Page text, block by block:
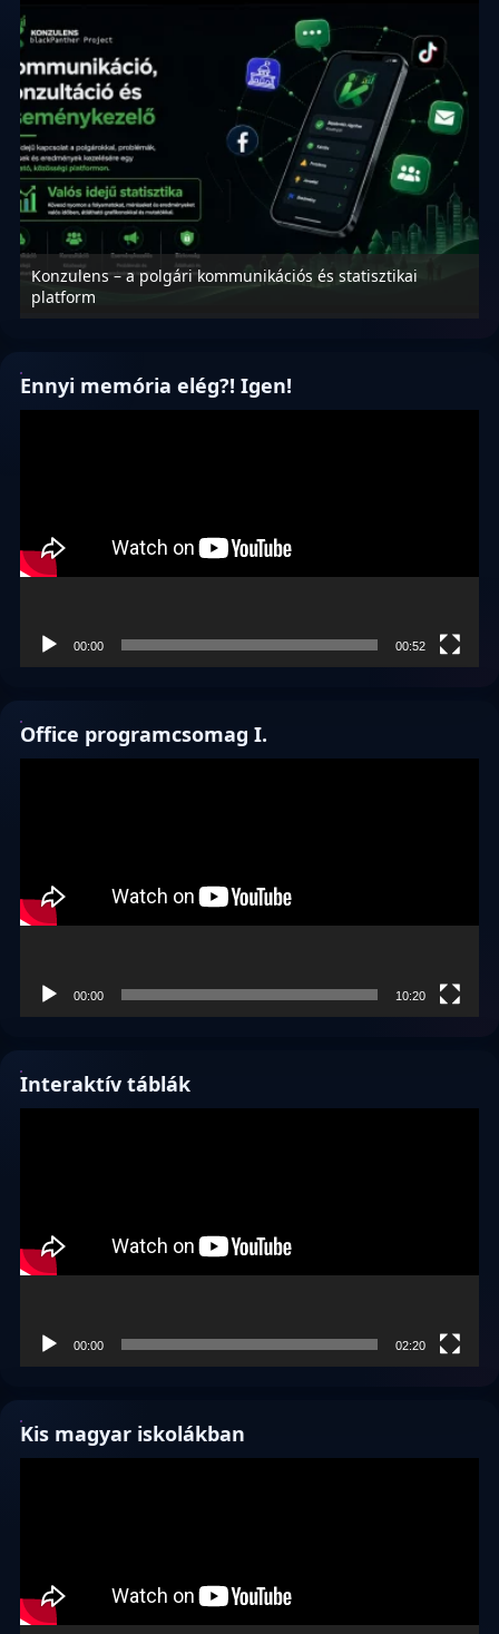
Konzulens – a polgári kommunikációs és statisztikai
platform
Ennyi memória elég?! Igen!
00:00 00:52
Office programcsomag I.
00:00 10:20
Interaktív táblák
00:00 02:20
Kis magyar iskolákban